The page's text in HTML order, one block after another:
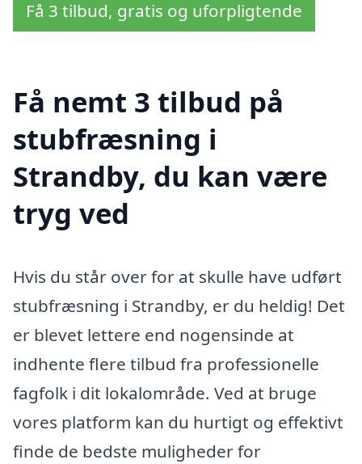
Få 3 tilbud, gratis og uforpligtende
Få nemt 3 tilbud på
stubfræsning i
Strandby, du kan være
tryg ved
Hvis du står over for at skulle have udført
stubfræsning i Strandby, er du heldig! Det
er blevet lettere end nogensinde at
indhente flere tilbud fra professionelle
fagfolk i dit lokalområde. Ved at bruge
vores platform kan du hurtigt og effektivt
finde de bedste muligheder for